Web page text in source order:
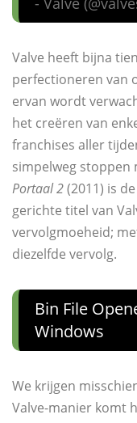
Valve heeft bijna
perfectioneren van
ervan wordt
het creëren van
franchises aller
simpelweg stoppen
Portaal 2(2011) is
gerichte titel van
vervolgmoeheid;
diezelfde vervolg.
Bin File
Windows
We krijgen
Valve-manier komt